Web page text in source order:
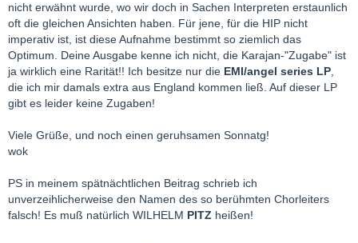
nicht erwähnt wurde, wo wir doch in Sachen Interpreten erstaunlich
oft die gleichen Ansichten haben. Für jene, für die HIP nicht
imperativ ist, ist diese Aufnahme bestimmt so ziemlich das
Optimum. Deine Ausgabe kenne ich nicht, die Karajan-"Zugabe" ist
ja wirklich eine Rarität!! Ich besitze nur die EMI/angel series LP
die ich mir damals extra aus England kommen ließ. Auf dieser LP
gibt es leider keine Zugaben!
Viele Grüße, und noch einen geruhsamen Sonnatg!
wok
PS in meinem spätnächtlichen Beitrag schrieb ich
unverzeihlicherweise den Namen des so berühmten Chorleiters
falsch! Es muß natürlich WILHELM PITZ heißen!